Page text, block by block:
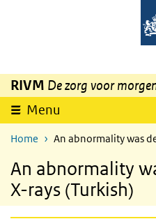
Overslaan en naar de inhoud gaan
RIVM De zorg voor
Menu
Home An abnormality was
An abnormality
X-rays (Turkish)